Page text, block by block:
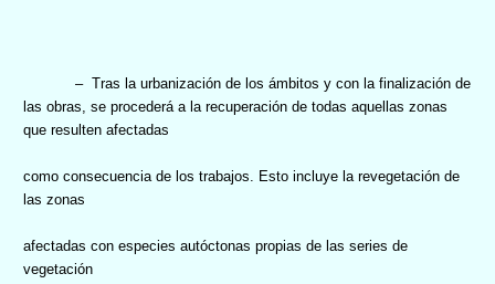
– Tras la urbanización de los ámbitos y con la finalización de
las obras, se procederá a la recuperación de todas aquellas zonas
que resulten afectadas
como consecuencia de los trabajos. Esto incluye la revegetación de
las zonas
afectadas con especies autóctonas propias de las series de
vegetación